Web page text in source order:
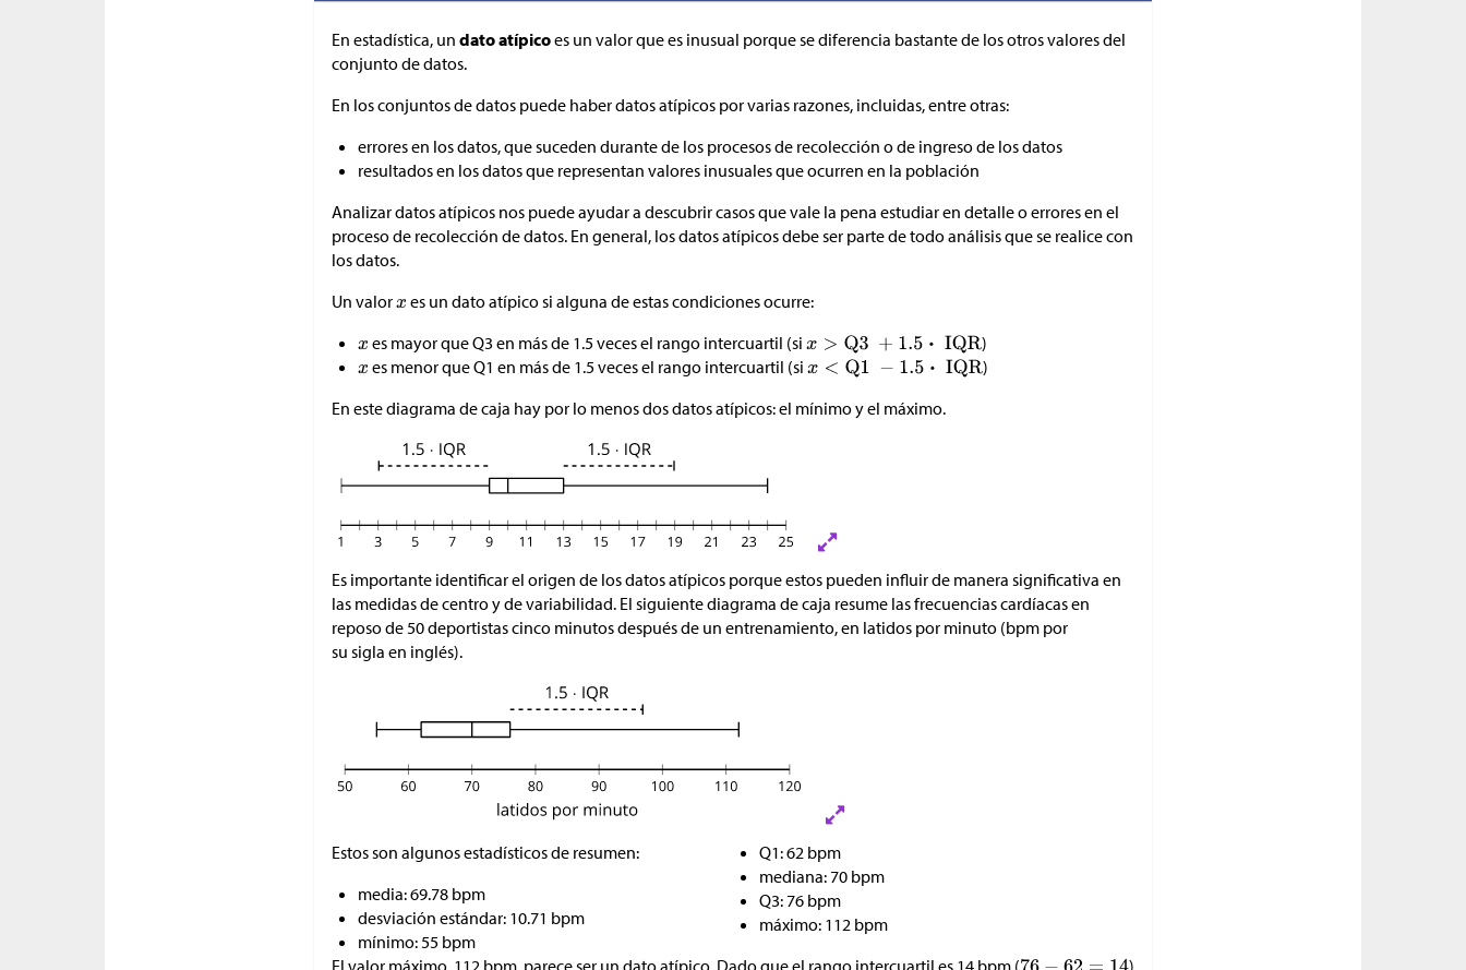
En estadística, un dato atípicoes un valor que es inusual porque se diferencia bastante de los otros valores del
conjunto de datos.
En los conjuntos de datos puede haber datos atípicos por varias razones, incluidas, entre otras:
errores en los datos, que suceden durante de los procesos de recolección o de ingreso de los datos
resultados en los datos que representan valores inusuales que ocurren en la población
Analizar datos atípicos nos puede ayudar a descubrir casos que vale la pena estudiar en detalle o errores en el
proceso de recolección de datos. En general, los datos atípicos debe ser parte de todo análisis que se realice con
los datos.
Un valor
es un dato atípico si alguna de estas condiciones ocurre:
es mayor que Q3 en más de 1.5 veces el rango intercuartil (si
)
es menor que Q1 en más de 1.5 veces el rango intercuartil (si
)
En este diagrama de caja hay por lo menos dos datos atípicos: el mínimo y el máximo.
Es importante identificar el origen de los datos atípicos porque estos pueden influir de manera significativa en
las medidas de centro y de variabilidad. El siguiente diagrama de caja resume las frecuencias cardíacas en
reposo de 50 deportistas cinco minutos después de un entrenamiento, en latidos por minuto (bpm por
su sigla en inglés).
Estos son algunos estadísticos de resumen:
media: 69.78 bpm
desviación estándar: 10.71 bpm
mínimo: 55 bpm
Q1: 62 bpm
mediana: 70 bpm
Q3: 76 bpm
máximo: 112 bpm